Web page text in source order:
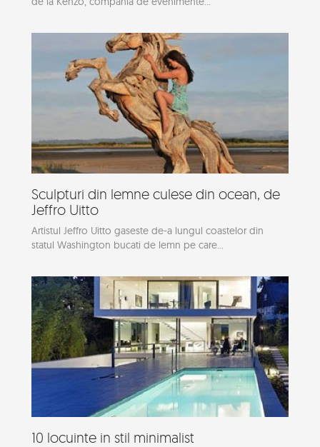
Sculpturi din lemne culese din ocean, de
Jeffro Uitto
Artistul Jeffro Uitto gaseste de-a lungul coastelor din
statul Washington bucati de lemn pe care...
10 locuinte in stil minimalist